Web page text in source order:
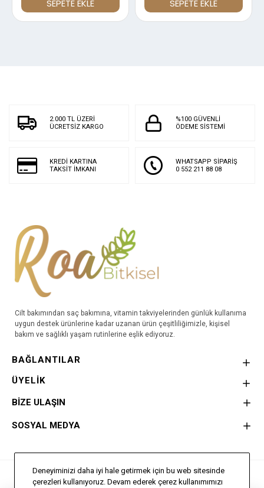
SEPETE EKLE SEPETE EKLE
2.000 TL ÜZERİ
ÜCRETSİZ KARGO
%100 GÜVENLİ
ÖDEME SİSTEMİ
KREDİ KARTINA
TAKSİT İMKANI
WHATSAPP SİPARİŞ
0 552 211 88 08
Cilt bakımından saç bakımına, vitamin takviyelerinden günlük kullanıma
uygun destek ürünlerine kadar uzanan ürün çeşitliliğimizle, kişisel
bakım ve sağlıklı yaşam rutinlerine eşlik ediyoruz.
BAĞLANTILAR
ÜYELİK
BİZE ULAŞIN
SOSYAL MEDYA
Bu Site Doğa CreativeTarafından hazırlanmıştır.
Deneyiminizi daha iyi hale getirmek için bu web sitesinde
çerezleri kullanıyoruz. Devam ederek çerez kullanımımızı